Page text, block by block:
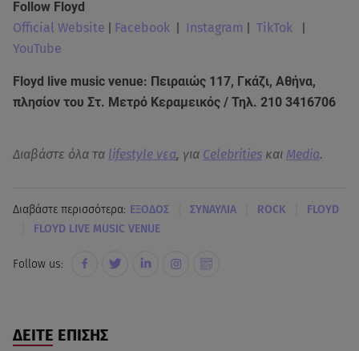
Follow Floyd
Official Website | Facebook | Instagram | TikTok |
YouTube
Floyd live music venue: Πειραιώς 117, Γκάζι, Αθήνα,
πλησίον του Στ. Μετρό Κεραμεικός / Τηλ. 210 3416706
Διαβάστε όλα τα lifestyle νεα, για Celebrities και Media.
Διαβάστε περισσότερα: ΕΞΟΔΟΣ ΣΥΝΑΥΛΙΑ ROCK FLOYD
FLOYD LIVE MUSIC VENUE
Follow us:
ΔΕΙΤΕ ΕΠΙΣΗΣ